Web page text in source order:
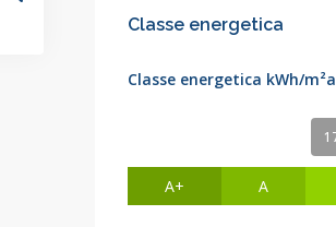
Classe energetica
Classe energetica kWh/
A+ A